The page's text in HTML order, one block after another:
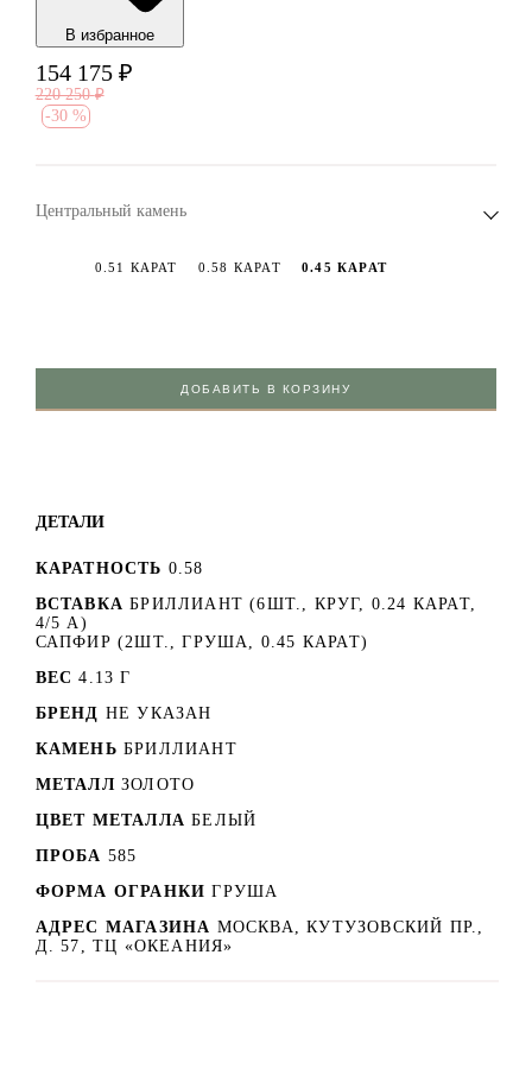
В избранноe
154 175 ₽
220 250 ₽
-30 %
Центральный камень
0.51 КАРАТ 0.58 КАРАТ 0.45 КАРАТ
ДОБАВИТЬ В КОРЗИНУ
ДЕТАЛИ
КАРАТНОСТЬ 0.58
ВСТАВКА БРИЛЛИАНТ (6ШТ., КРУГ, 0.24 КАРАТ,
4/5 А)
САПФИР (2ШТ., ГРУША, 0.45 КАРАТ)
ВЕС 4.13 Г
БРЕНД НЕ УКАЗАН
КАМЕНЬ БРИЛЛИАНТ
МЕТАЛЛ ЗОЛОТО
ЦВЕТ МЕТАЛЛА БЕЛЫЙ
ПРОБА 585
ФОРМА ОГРАНКИ ГРУША
АДРЕС МАГАЗИНА МОСКВА, КУТУЗОВСКИЙ ПР.,
Д. 57, ТЦ «ОКЕАНИЯ»